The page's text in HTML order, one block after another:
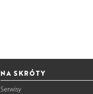
NA SKRÓTY
Serwisy